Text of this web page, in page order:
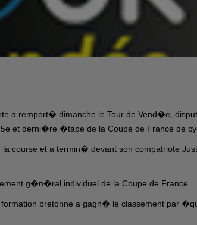
a remport� dimanche le Tour de Vend�e,
et derni�re �tape de la Coupe de France de
course et a termin� devant son compatriote
g�n�ral individuel de la Coupe de France.
bretonne a gagn� le classement par